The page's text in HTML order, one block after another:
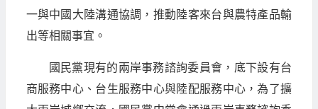
一與中國大陸溝通協調，推動陸客來台與農特產品輸
出等相關事宜。
國民黨現有的兩岸事務諮詢委員會，底下設有台
商服務中心、台生服務中心與陸配服務中心，為了擴